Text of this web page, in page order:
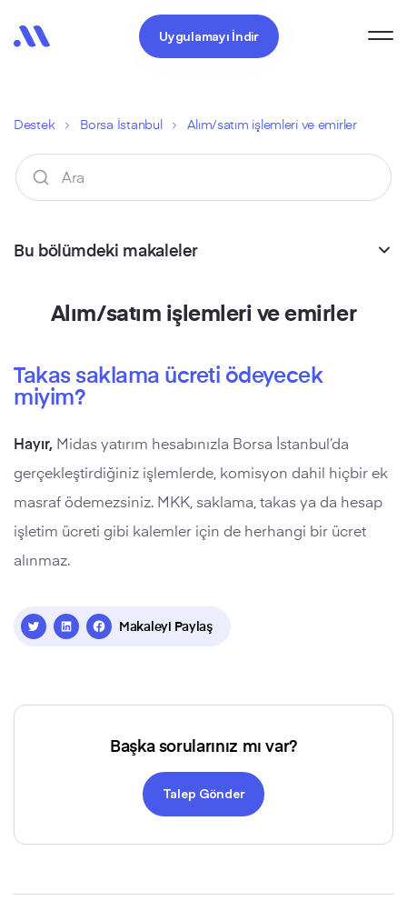
Uygulamayı İndir
Destek Borsa İstanbul Alım/satım işlemleri ve emirler
Alım/satım işlemleri ve emirler
Takas saklama ücreti ödeyecek
miyim?
Hayır, Midas yatırım hesabınızla Borsa İstanbul’da
gerçekleştirdiğiniz işlemlerde, komisyon dahil hiçbir ek
masraf ödemezsiniz. MKK, saklama, takas ya da hesap
işletim ücreti gibi kalemler için de herhangi bir ücret
alınmaz.
Makaleyi Paylaş
Başka sorularınız mı var?
Talep Gönder
Bu bölümdeki makaleler